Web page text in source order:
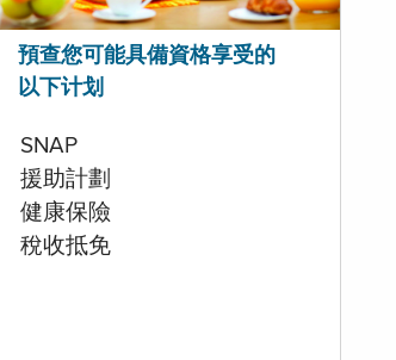
預查您可能具備資格享受的
以下计划
SNAP
援助計劃
健康保險
稅收抵免